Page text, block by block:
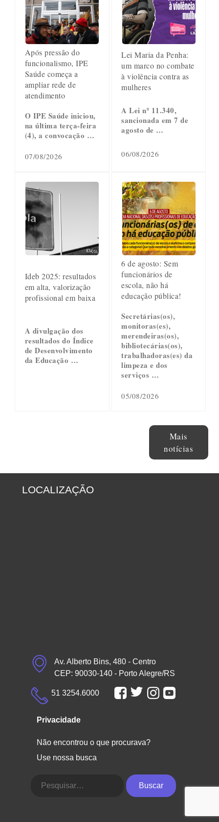
Após pressão do
funcionalismo, IPE
Saúde começa a
ampliar rede de
atendimento
O IPE Saúde iniciou,
na última terça-feira
(4), a convocação …
07/08/2026
Lei Maria da Penha:
um marco no combate
à violência contra as
mulheres
A Lei nº 11.340,
sancionada em 7 de
agosto de …
06/08/2026
Ideb 2025: resultados
em alta, valorização
profissional em baixa
A divulgação dos
resultados do Índice
de Desenvolvimento
da Educação …
6 de agosto: Sem
funcionários de
escola, não há
educação pública!
Secretárias(os),
monitoras(es),
merendeiras(os),
bibliotecárias(os),
trabalhadoras(es) da
limpeza e dos
serviços …
05/08/2026
Mais
notícias
LOCALIZAÇÃO
Av. Alberto Bins, 480 - Centro
CEP: 90030-140 - Porto Alegre/RS
51 3254.6000
Privacidade
Não encontrou o que procurava?
Use nossa busca
Buscar